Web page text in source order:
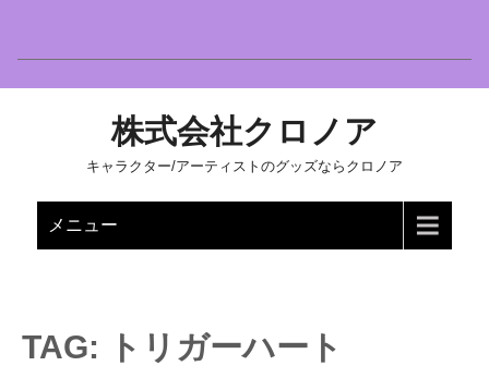
株式会社クロノア
キャラクター/アーティストのグッズならクロノア
メニュー
TAG: トリガーハート